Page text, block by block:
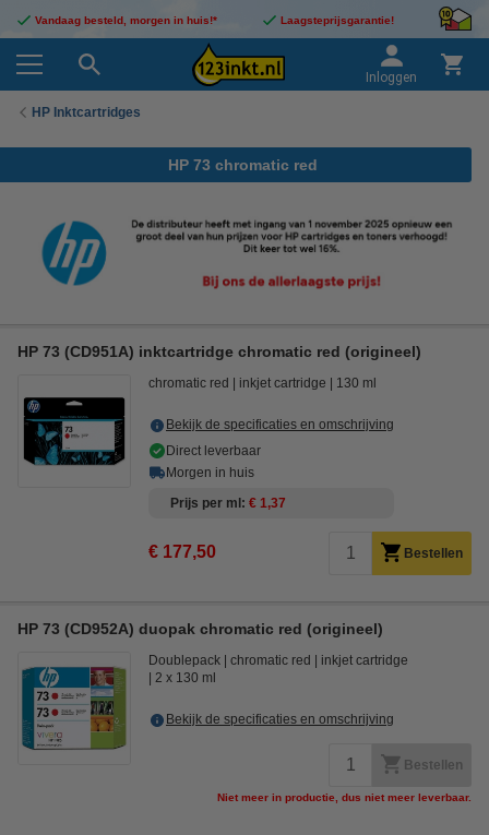
Vandaag besteld, morgen in huis!* Laagsteprijsgarantie!
Inloggen
HP Inktcartridges
HP 73 chromatic red
HP 73 (CD951A) inktcartridge chromatic red (origineel)
chromatic red inkjet cartridge 130 ml
Bekijk de specificaties en omschrijving
Direct leverbaar
Morgen in huis
Prijs per ml € 1,37
€ 177,50 Bestellen
HP 73 (CD952A) duopak chromatic red (origineel)
Doublepack chromatic red
inkjet cartridge
2 x 130 ml
Bekijk de specificaties en omschrijving
Bestellen
Niet meer in productie, dus niet meer leverbaar.